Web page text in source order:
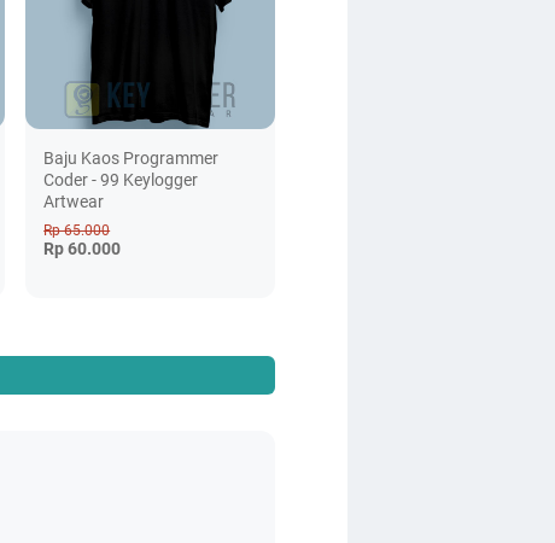
Baju Kaos Programmer
Coder - 99 Keylogger
Artwear
Rp 65.000
Rp 60.000